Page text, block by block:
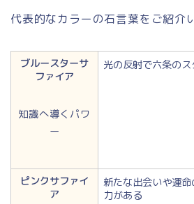
代表的なカラーの石言葉をご紹介
ブルースターサ
ファイア
知識へ導くパワ
ー
光の反射で六条の
ピンクサファイ
ア
新たな出会いや運
力がある